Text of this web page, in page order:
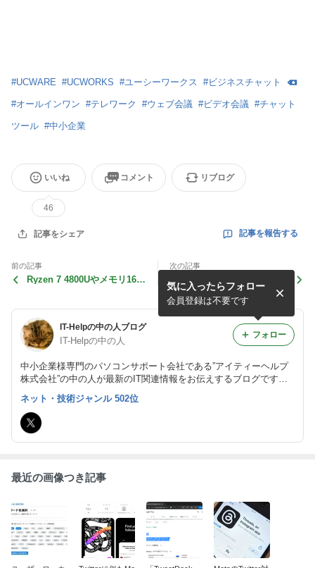
#UCWARE #UCWORKS #ユーシーワークス #ビジネスチャット
#オールインワン #テレワーク #ウェブ会議 #ビデオ会議 #チャット
ツール #中小企業
いいね
46
コメント リブログ
記事をシェア 記事を報告する
前の記事
Ryzen 7 4800Uやメモリ16G
次の記事
ヨサゲなもの Vol485 顔だけ
しか映したくない場合のWe
bカメラ「400-CAM103」発
売
IT-Helpの中の人ブログ
IT-Helpの中の人
中小企業様専門のパソコンサポート会社である”アイティーヘルプ
株式会社”の中の人が最新のIT関連情報をお伝えするブログです。
https://it-help.jp/
気に入ったらフォロー
会員登録は不要です
フォロー
ネット・技術ジャンル 502位
最近の画像つき記事